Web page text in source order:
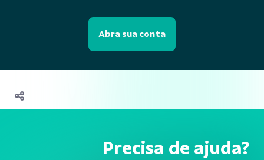
Abra sua conta
Precisa de ajuda?